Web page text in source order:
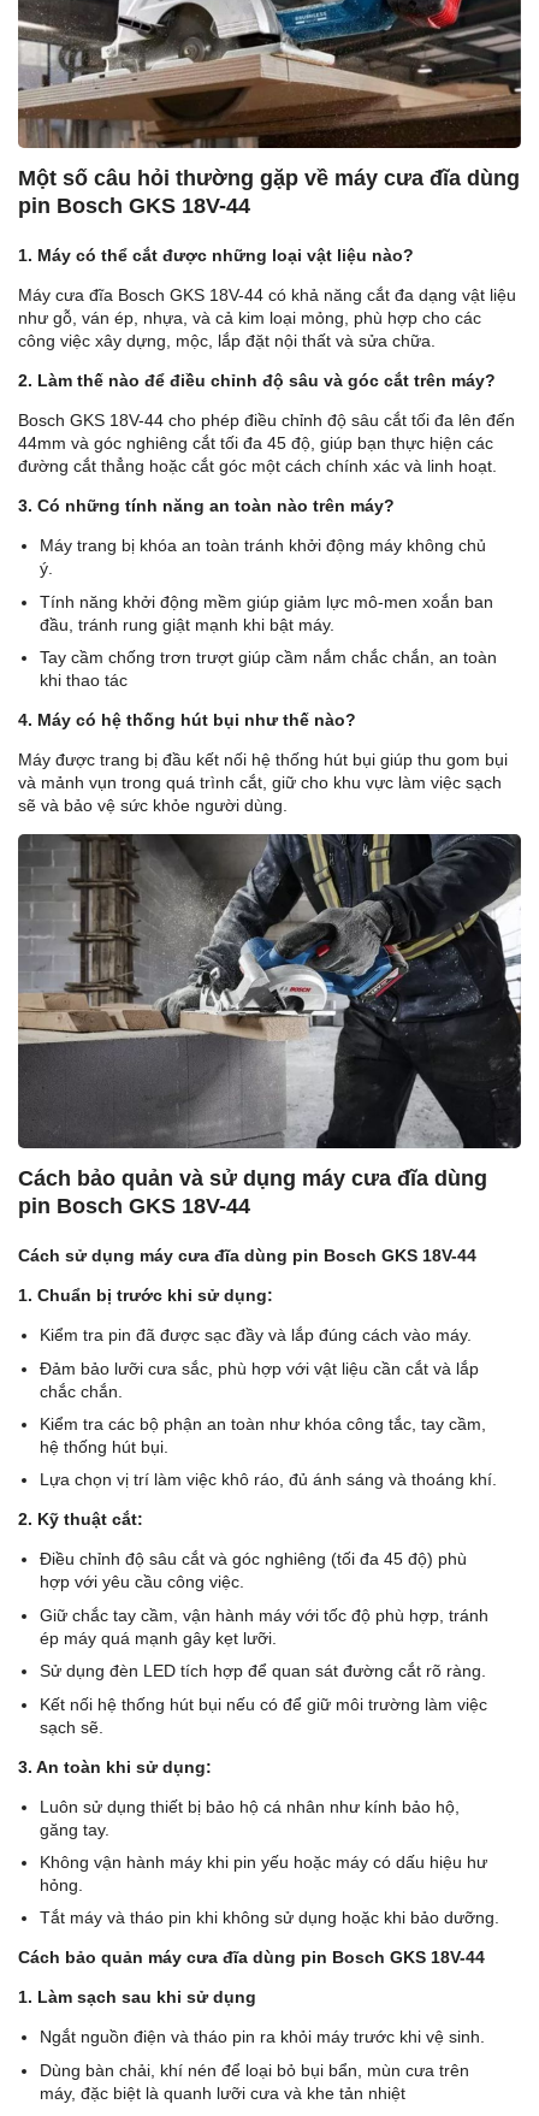
Một số câu hỏi thường gặp về máy cưa đĩa dùng
pin Bosch GKS 18V-44
1. Máy có thể cắt được những loại vật liệu nào?
Máy cưa đĩa Bosch GKS 18V-44 có khả năng cắt đa dạng vật liệu
như gỗ, ván ép, nhựa, và cả kim loại mỏng, phù hợp cho các
công việc xây dựng, mộc, lắp đặt nội thất và sửa chữa.
2. Làm thế nào để điều chỉnh độ sâu và góc cắt trên máy?
Bosch GKS 18V-44 cho phép điều chỉnh độ sâu cắt tối đa lên đến
44mm và góc nghiêng cắt tối đa 45 độ, giúp bạn thực hiện các
đường cắt thẳng hoặc cắt góc một cách chính xác và linh hoạt.
3. Có những tính năng an toàn nào trên máy?
Máy trang bị khóa an toàn tránh khởi động máy không chủ
ý.
Tính năng khởi động mềm giúp giảm lực mô-men xoắn ban
đầu, tránh rung giật mạnh khi bật máy.
Tay cầm chống trơn trượt giúp cầm nắm chắc chắn, an toàn
khi thao tác
4. Máy có hệ thống hút bụi như thế nào?
Máy được trang bị đầu kết nối hệ thống hút bụi giúp thu gom bụi
và mảnh vụn trong quá trình cắt, giữ cho khu vực làm việc sạch
sẽ và bảo vệ sức khỏe người dùng.
Cách bảo quản và sử dụng máy cưa đĩa dùng
pin Bosch GKS 18V-44
Cách sử dụng máy cưa đĩa dùng pin Bosch GKS 18V-44
1. Chuẩn bị trước khi sử dụng:
Kiểm tra pin đã được sạc đầy và lắp đúng cách vào máy.
Đảm bảo lưỡi cưa sắc, phù hợp với vật liệu cần cắt và lắp
chắc chắn.
Kiểm tra các bộ phận an toàn như khóa công tắc, tay cầm,
hệ thống hút bụi.
Lựa chọn vị trí làm việc khô ráo, đủ ánh sáng và thoáng khí.
2. Kỹ thuật cắt:
Điều chỉnh độ sâu cắt và góc nghiêng (tối đa 45 độ) phù
hợp với yêu cầu công việc.
Giữ chắc tay cầm, vận hành máy với tốc độ phù hợp, tránh
ép máy quá mạnh gây kẹt lưỡi.
Sử dụng đèn LED tích hợp để quan sát đường cắt rõ ràng.
Kết nối hệ thống hút bụi nếu có để giữ môi trường làm việc
sạch sẽ.
3. An toàn khi sử dụng:
Luôn sử dụng thiết bị bảo hộ cá nhân như kính bảo hộ,
găng tay.
Không vận hành máy khi pin yếu hoặc máy có dấu hiệu hư
hỏng.
Tắt máy và tháo pin khi không sử dụng hoặc khi bảo dưỡng.
Cách bảo quản máy cưa đĩa dùng pin Bosch GKS 18V-44
1. Làm sạch sau khi sử dụng
Ngắt nguồn điện và tháo pin ra khỏi máy trước khi vệ sinh.
Dùng bàn chải, khí nén để loại bỏ bụi bẩn, mùn cưa trên
máy, đặc biệt là quanh lưỡi cưa và khe tản nhiệt